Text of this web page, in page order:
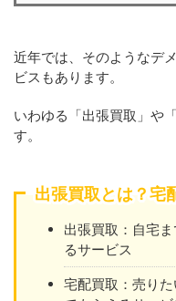
近年では、そのようなデ
ビスもあります。
いわゆる「出張買取」や
す。
出張買取とは？宅
出張買取：自宅
るサービス
宅配買取：売り